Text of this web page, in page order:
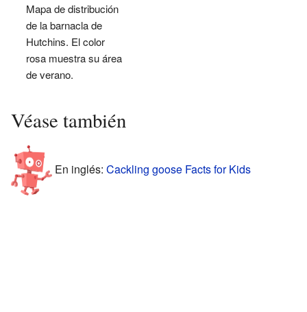
Mapa de distribución
de la barnacla de
Hutchins. El color
rosa muestra su área
de verano.
Véase también
En inglés: Cackling goose Facts for Kids